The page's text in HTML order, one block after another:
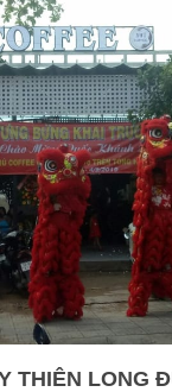
THIÊN LONG